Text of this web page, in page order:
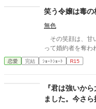
笑う令嬢は毒の
無色
その笑顔は、甘い毒の味がし
って婚約者を奪わ
恋愛 完結 ｼｮｰﾄｼｮｰﾄ R15
『君は強いか
ました。今さ